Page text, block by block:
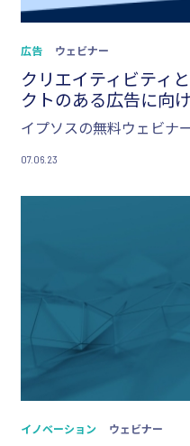
広告 ウェビナー
クリエイティビティ
クトのある広告に向
イプソスの無料ウェビナ
07.06.23
イノベーション ウェビナー